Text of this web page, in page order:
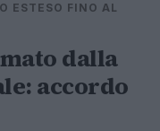
ESTESO FINO AL
dalla
accordo